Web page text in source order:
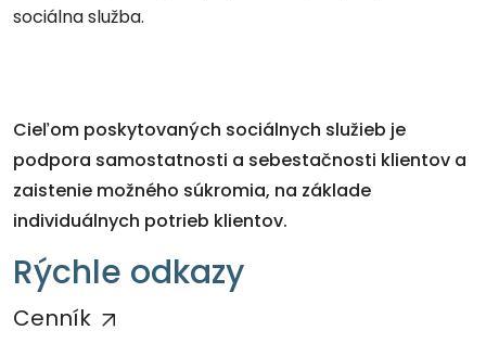
sociálna služba.
Cieľom poskytovaných sociálnych služieb je
podpora samostatnosti a sebestačnosti klientov a
zaistenie možného súkromia, na základe
individuálnych potrieb klientov.
Rýchle odkazy
Cenník